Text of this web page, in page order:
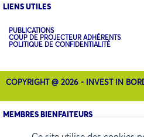
LIENS UTILES
PUBLICATIONS
COUP DE PROJECTEUR ADHÉRENTS
POLITIQUE DE CONFIDENTIALITÉ
COPYRIGHT @ 2026 - INVEST IN
MEMBRES BIENFAITEURS